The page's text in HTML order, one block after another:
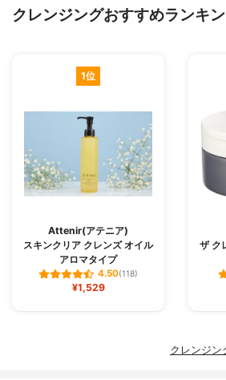
クレンジングおすすめランキ
1位
Attenir(アテニア)
スキンクリア クレンズ オイル
アロマタイプ
4.50(118)
¥1,529
ザ ク
クレンジン